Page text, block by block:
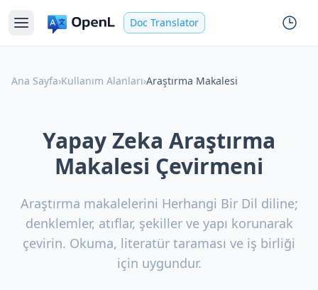
Doc Translator
Ana Sayfa›Kullanım Alanları›Araştırma Makalesi
Yapay Zeka Araştırma
Makalesi Çevirmeni
Araştırma makalelerini Herhangi Bir Dil diline;
denklemler, atıflar, şekiller ve yapı korunarak
çevirin. Okuma, literatür taraması ve iş birliği
için uygundur.